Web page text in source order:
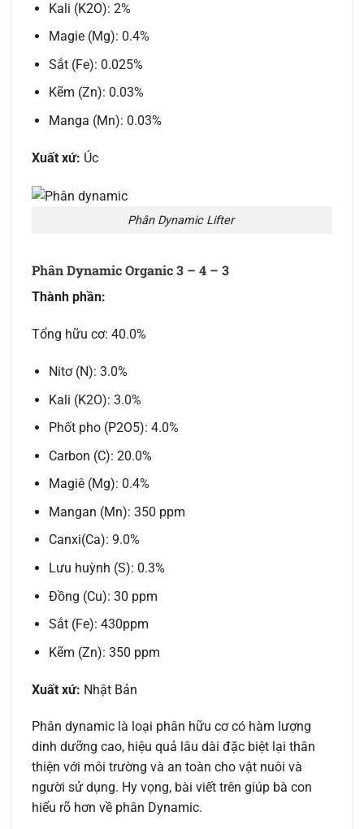
Kali (K2O): 2%
Magie (Mg): 0.4%
Sắt (Fe): 0.025%
Kẽm (Zn): 0.03%
Manga (Mn): 0.03%
Xuất xứ: Úc
Phân Dynamic Lifter
Phân Dynamic Organic 3 – 4 – 3
Thành phần:
Tổng hữu cơ: 40.0%
Nitơ (N): 3.0%
Kali (K2O): 3.0%
Phốt pho (P2O5): 4.0%
Carbon (C): 20.0%
Magiê (Mg): 0.4%
Mangan (Mn): 350 ppm
Canxi(Ca): 9.0%
Lưu huỳnh (S): 0.3%
Đồng (Cu): 30 ppm
Sắt (Fe): 430ppm
Kẽm (Zn): 350 ppm
Xuất xứ: Nhật Bản
Phân dynamic là loại phân hữu cơ có hàm lượng
dinh dưỡng cao, hiệu quả lâu dài đặc biệt lại thân
thiện với môi trường và an toàn cho vật nuôi và
người sử dụng. Hy vọng, bài viết trên giúp bà con
hiểu rõ hơn về phân Dynamic.